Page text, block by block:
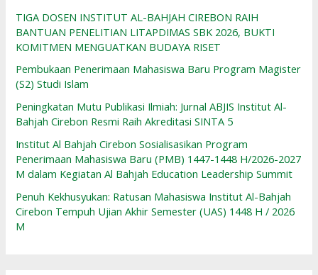
TIGA DOSEN INSTITUT AL-BAHJAH CIREBON RAIH
BANTUAN PENELITIAN LITAPDIMAS SBK 2026, BUKTI
KOMITMEN MENGUATKAN BUDAYA RISET
Pembukaan Penerimaan Mahasiswa Baru Program Magister
(S2) Studi Islam
Peningkatan Mutu Publikasi Ilmiah: Jurnal ABJIS Institut Al-
Bahjah Cirebon Resmi Raih Akreditasi SINTA 5
Institut Al Bahjah Cirebon Sosialisasikan Program
Penerimaan Mahasiswa Baru (PMB) 1447-1448 H/2026-2027
M dalam Kegiatan Al Bahjah Education Leadership Summit
Penuh Kekhusyukan: Ratusan Mahasiswa Institut Al-Bahjah
Cirebon Tempuh Ujian Akhir Semester (UAS) 1448 H / 2026
M